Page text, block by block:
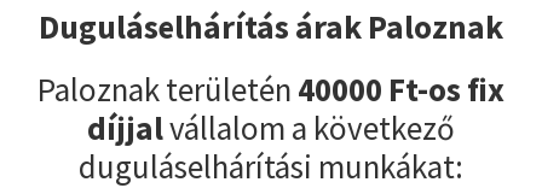
Duguláselhárítás árak Paloznak
Paloznak területén 40000 Ft-os fix
díjjalvállalom a következő
duguláselhárítási munkákat: